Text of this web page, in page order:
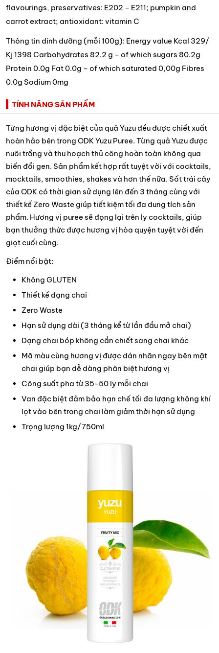
flavourings, preservatives: E202 – E211; pumpkin and
carrot extract; antioxidant: vitamin C
Thông tin dinh dưỡng (mỗi 100g): Energy value Kcal 329/
Kj 1398 Carbohydrates 82.2 g – of which sugars 80.2g
Protein 0.0g Fat 0.0g – of which saturated 0,00g Fibres
0.0g Sodium 0mg
TÍNH NĂNG SẢN PHẨM
Từng hương vị đặc biệt của quả Yuzu đều được chiết xuất
hoàn hảo bên trong ODK Yuzu Puree. Từng quả Yuzu được
nuôi trồng và thu hoạch thủ công hoàn toàn không qua
biến đổi gen. Sản phẩm kết hợp rất tuyệt vời với cocktails,
mocktails, smoothies, shakes và hơn thế nữa. Sốt trái cây
của ODK có thời gian sử dụng lên đến 3 tháng cùng với
thiết kế Zero Waste giúp tiết kiệm tối đa dung tích sản
phẩm. Hương vị puree sẽ đọng lại trên ly cocktails, giúp
bạn thưởng thức được hương vị hòa quyện tuyệt vời đến
giọt cuối cùng.
Điểm nổi bật:
Không GLUTEN
Thiết kế dạng chai
Zero Waste
Hạn sử dụng dài (3 tháng kể từ lần đầu mở chai)
Dạng chai bóp không cần chiết sang chai khác
Mã màu cùng hương vị được dán nhãn ngay bên mặt
chai giúp bạn dễ dàng phân biệt hương vị
Công suất pha từ 35-50 ly mỗi chai
Van đặc biệt đảm bảo hạn chế tối đa lượng không khí
lọt vào bên trong chai làm giảm thời hạn sử dụng
Trọng lượng 1kg/750ml